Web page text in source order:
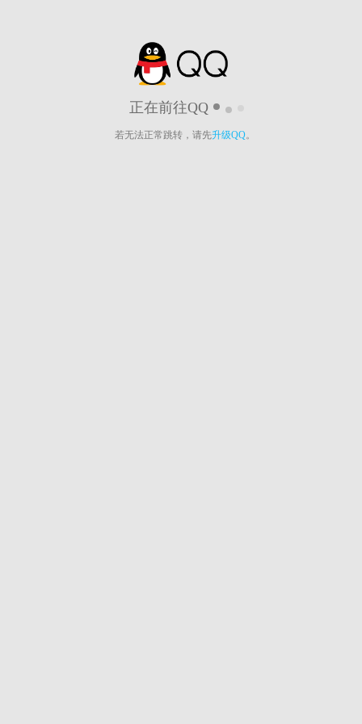
正在前往QQ
若无法正常跳转，请先升级QQ。